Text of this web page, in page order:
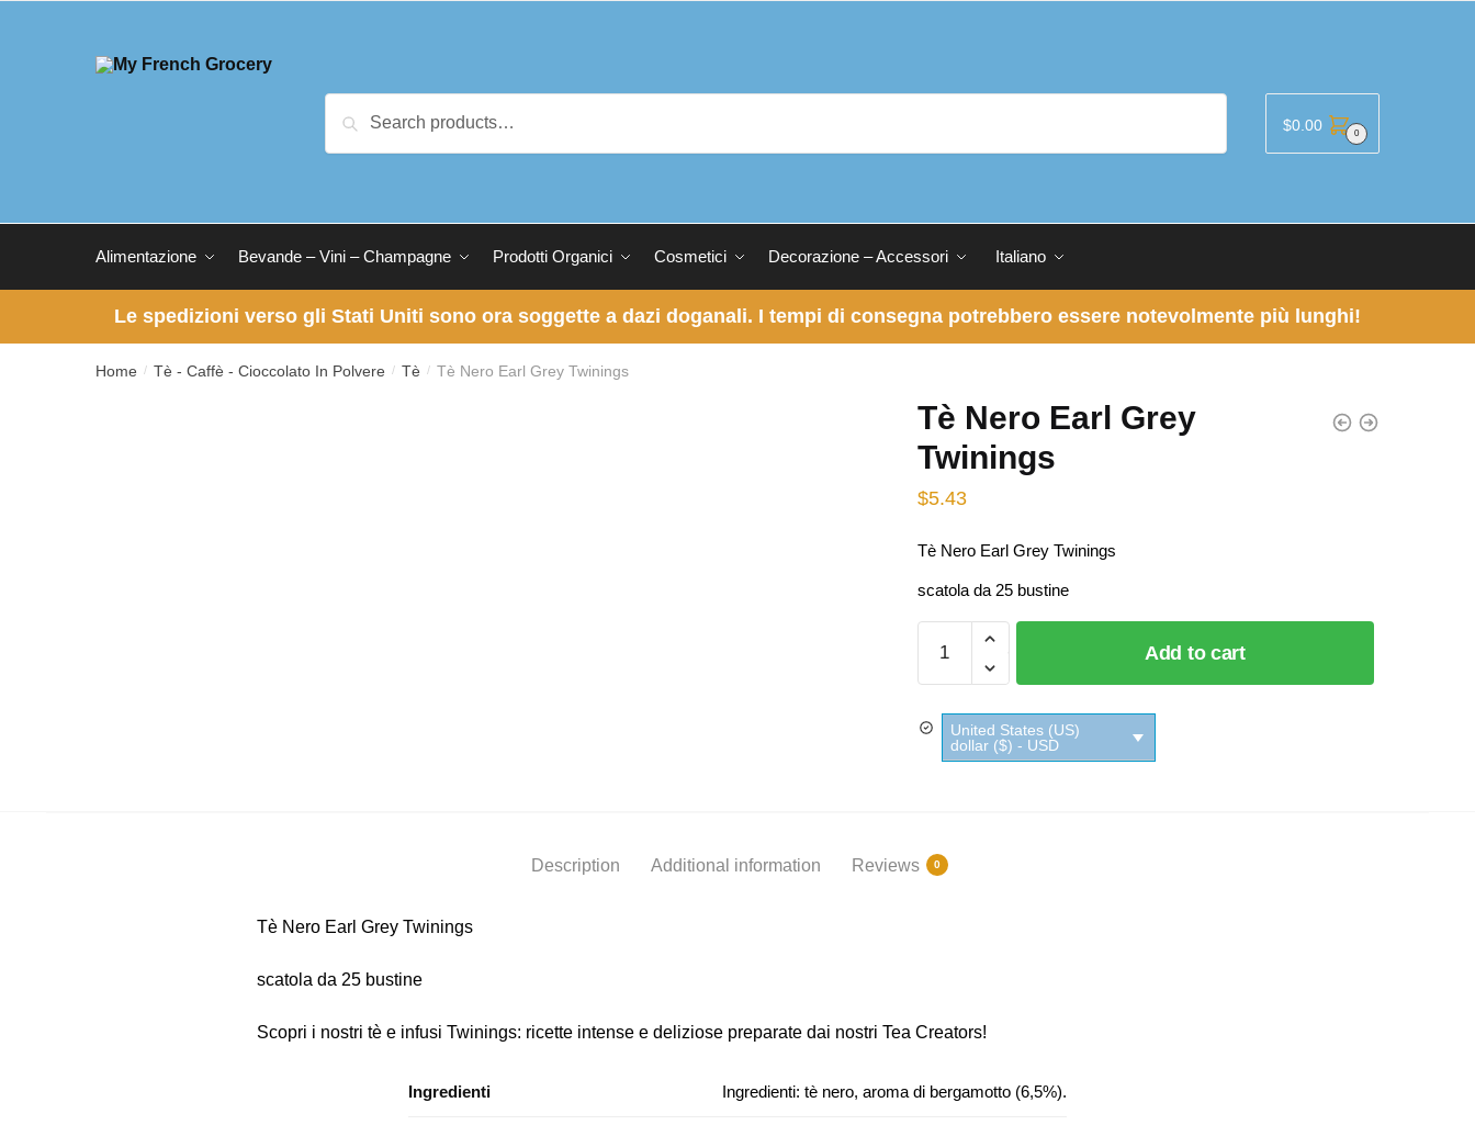
for:
Search $0.00 0
Alimentazione Bevande – Vini – Champagne Prodotti Organici Cosmetici Decorazione – Accessori Italiano
Le spedizioni verso gli Stati Uniti sono ora soggette a dazi doganali. I tempi di consegna potrebbero essere notevolmente più lunghi!
Home / Tè - Caffè - Cioccolato In Polvere / Tè / Tè Nero Earl Grey Twinings
Tè Nero Earl Grey
Twinings
$5.43
Tè Nero Earl Grey Twinings
scatola da 25 bustine
Nero
Earl
Grey
Twinings
Add to cart
United States (US)
dollar ($) - USD
Description Additional information Reviews 0
Tè Nero Earl Grey Twinings
scatola da 25 bustine
Scopri i nostri tè e infusi Twinings: ricette intense e deliziose preparate dai nostri Tea Creators!
Ingredienti Ingredienti: tè nero, aroma di bergamotto (6,5%).